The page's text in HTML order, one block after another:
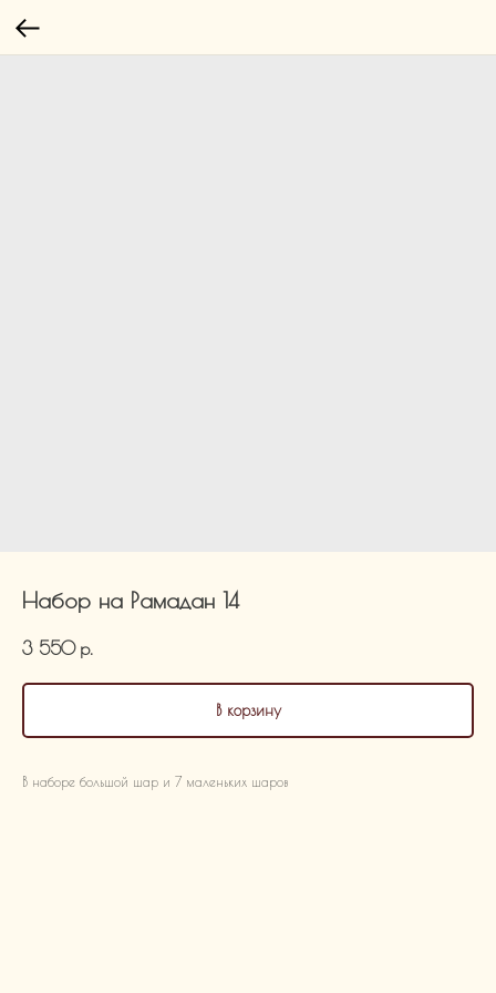
Набор на Рамадан 14
3 550 р.
В корзину
В наборе большой шар и 7 маленьких шаров